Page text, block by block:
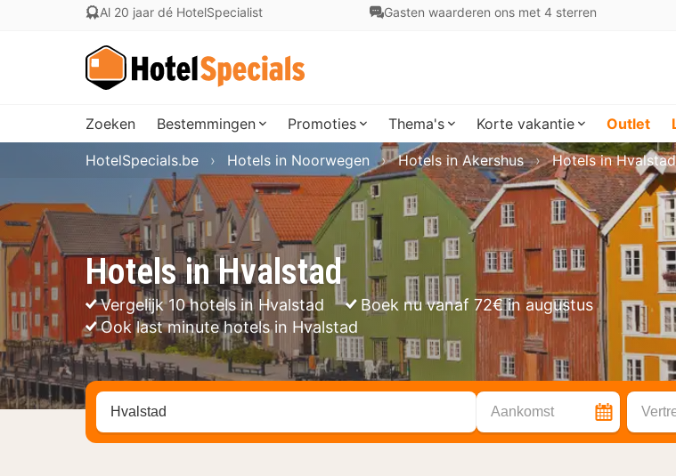
Al 20 jaar dé HotelSpecialist Gasten waarderen ons met 4 sterren
Zoeken Bestemmingen Promoties Thema's Korte vakantie Outlet
Hotels in Hvalstad
Vergelijk 10 hotels in Hvalstad
Boek nu vanaf 72€ in augustus
Ook last minute hotels in Hvalstad
HotelSpecials.be Hotels in Noorwegen Hotels in Akershus Hotels in Hvalstad
Zoek op hotel, regio of stad Aankomst